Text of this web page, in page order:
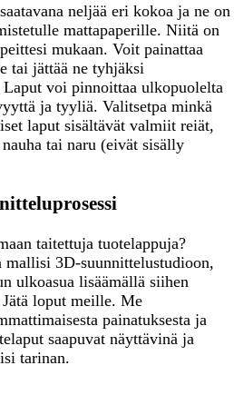
neljää eri kokoa ja ne on
mattapaperille. Niitä on
mukaan. Voit painattaa
tai jättää ne tyhjäksi
voi pinnoittaa ulkopuolelta
ja tyyliä. Valitsetpa minkä
laput sisältävät valmiit reiät,
tai naru (eivät sisälly
taitettuja tuotelappuja?
mallisi 3D-suunnittelustudioon,
ulkoasua lisäämällä siihen
loput meille. Me
painatuksesta ja
saapuvat näyttävinä ja
tarinan.